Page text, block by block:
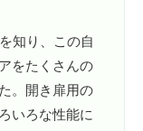
知り、この自
をたくさんの
。開き扉用の
いろな性能に